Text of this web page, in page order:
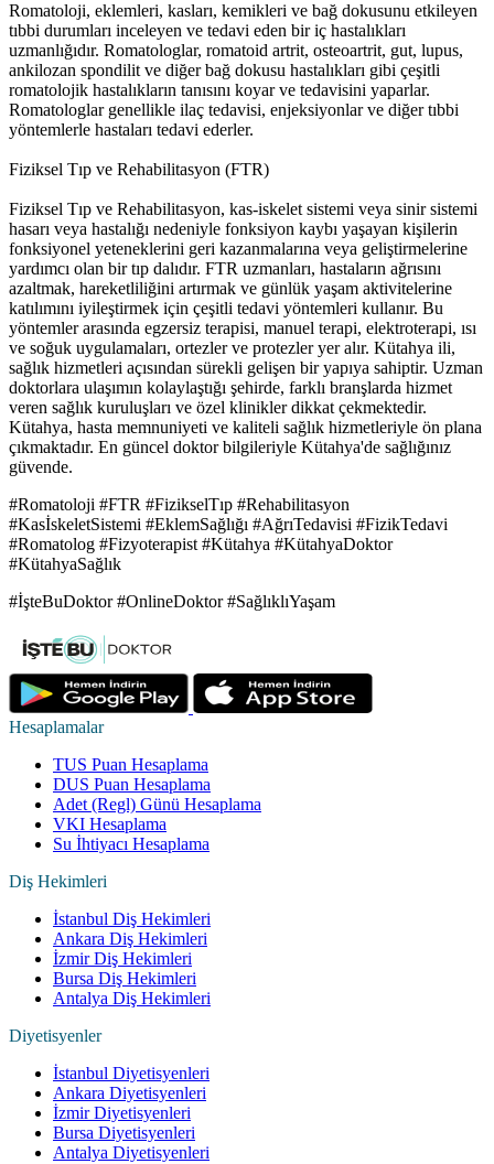
Romatoloji, eklemleri, kasları, kemikleri ve bağ dokusunu etkileyen
tıbbi durumları inceleyen ve tedavi eden bir iç hastalıkları
uzmanlığıdır. Romatologlar, romatoid artrit, osteoartrit, gut, lupus,
ankilozan spondilit ve diğer bağ dokusu hastalıkları gibi çeşitli
romatolojik hastalıkların tanısını koyar ve tedavisini yaparlar.
Romatologlar genellikle ilaç tedavisi, enjeksiyonlar ve diğer tıbbi
yöntemlerle hastaları tedavi ederler.
Fiziksel Tıp ve Rehabilitasyon (FTR)
Fiziksel Tıp ve Rehabilitasyon, kas-iskelet sistemi veya sinir sistemi
hasarı veya hastalığı nedeniyle fonksiyon kaybı yaşayan kişilerin
fonksiyonel yeteneklerini geri kazanmalarına veya geliştirmelerine
yardımcı olan bir tıp dalıdır. FTR uzmanları, hastaların ağrısını
azaltmak, hareketliliğini artırmak ve günlük yaşam aktivitelerine
katılımını iyileştirmek için çeşitli tedavi yöntemleri kullanır. Bu
yöntemler arasında egzersiz terapisi, manuel terapi, elektroterapi, ısı
ve soğuk uygulamaları, ortezler ve protezler yer alır. Kütahya ili,
sağlık hizmetleri açısından sürekli gelişen bir yapıya sahiptir. Uzman
doktorlara ulaşımın kolaylaştığı şehirde, farklı branşlarda hizmet
veren sağlık kuruluşları ve özel klinikler dikkat çekmektedir.
Kütahya, hasta memnuniyeti ve kaliteli sağlık hizmetleriyle ön plana
çıkmaktadır. En güncel doktor bilgileriyle Kütahya'de sağlığınız
güvende.
#Romatoloji #FTR #FizikselTıp #Rehabilitasyon
#KasİskeletSistemi #EklemSağlığı #AğrıTedavisi #FizikTedavi
#Romatolog #Fizyoterapist #Kütahya #KütahyaDoktor
#KütahyaSağlık
#İşteBuDoktor #OnlineDoktor #SağlıklıYaşam
Hesaplamalar
TUS Puan Hesaplama
DUS Puan Hesaplama
Adet (Regl) Günü Hesaplama
VKI Hesaplama
Su İhtiyacı Hesaplama
Diş Hekimleri
İstanbul Diş Hekimleri
Ankara Diş Hekimleri
İzmir Diş Hekimleri
Bursa Diş Hekimleri
Antalya Diş Hekimleri
Diyetisyenler
İstanbul Diyetisyenleri
Ankara Diyetisyenleri
İzmir Diyetisyenleri
Bursa Diyetisyenleri
Antalya Diyetisyenleri